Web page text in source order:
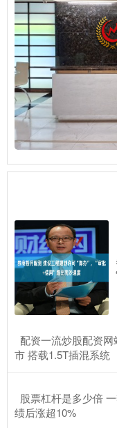
配资一流炒股配资
市 搭载1.5T插混系统
股票杠杆是多少倍
绩后涨超10%